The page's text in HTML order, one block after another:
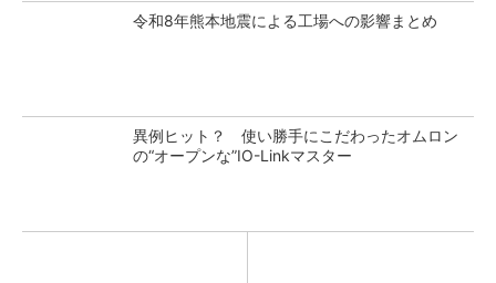
令和8年熊本地震による工場への影響まとめ
異例ヒット？ 使い勝手にこだわったオムロン
の“オープンな”IO-Linkマスター